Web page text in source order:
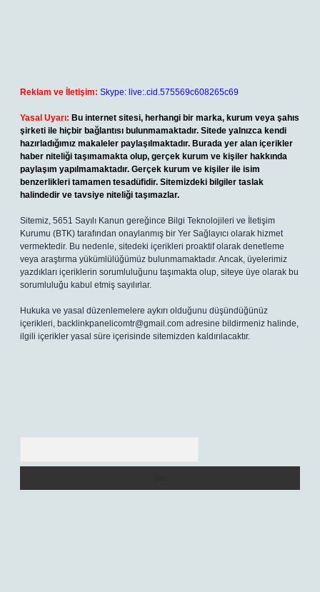
Reklam ve İletişim: Skype: live:.cid.575569c608265c69
Yasal Uyarı: Bu internet sitesi, herhangi bir marka, kurum veya şahıs
şirketi ile hiçbir bağlantısı bulunmamaktadır. Sitede yalnızca kendi
hazırladığımız makaleler paylaşılmaktadır. Burada yer alan içerikler
haber niteliği taşımamakta olup, gerçek kurum ve kişiler hakkında
paylaşım yapılmamaktadır. Gerçek kurum ve kişiler ile isim
benzerlikleri tamamen tesadüfidir. Sitemizdeki bilgiler taslak
halindedir ve tavsiye niteliği taşımazlar.
Sitemiz, 5651 Sayılı Kanun gereğince Bilgi Teknolojileri ve İletişim
Kurumu (BTK) tarafından onaylanmış bir Yer Sağlayıcı olarak hizmet
vermektedir. Bu nedenle, sitedeki içerikleri proaktif olarak denetleme
veya araştırma yükümlülüğümüz bulunmamaktadır. Ancak, üyelerimiz
yazdıkları içeriklerin sorumluluğunu taşımakta olup, siteye üye olarak bu
sorumluluğu kabul etmiş sayılırlar.
Hukuka ve yasal düzenlemelere aykırı olduğunu düşündüğünüz
içerikleri, backlinkpanelicomtr@gmail.com adresine bildirmeniz halinde,
ilgili içerikler yasal süre içerisinde sitemizden kaldırılacaktır.